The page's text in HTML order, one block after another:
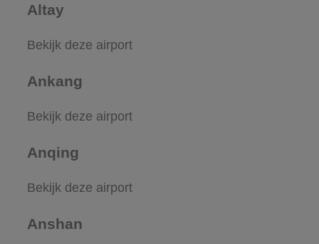
Altay
Bekijk deze airport
Ankang
Bekijk deze airport
Anqing
Bekijk deze airport
Anshan